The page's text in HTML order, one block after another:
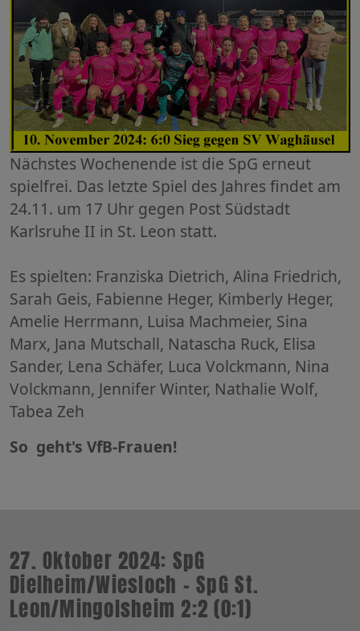
Nächstes Wochenende ist die SpG erneut
spielfrei. Das letzte Spiel des Jahres findet am
24.11. um 17 Uhr gegen Post Südstadt
Karlsruhe II in St. Leon statt.
Es spielten: Franziska Dietrich, Alina Friedrich,
Sarah Geis, Fabienne Heger, Kimberly Heger,
Amelie Herrmann, Luisa Machmeier, Sina
Marx, Jana Mutschall, Natascha Ruck, Elisa
Sander, Lena Schäfer, Luca Volckmann, Nina
Volckmann, Jennifer Winter, Nathalie Wolf,
Tabea Zeh
So geht's VfB-Frauen!
27. Oktober 2024: SpG
Dielheim/Wiesloch - SpG St.
Leon/Mingolsheim 2:2 (0:1)